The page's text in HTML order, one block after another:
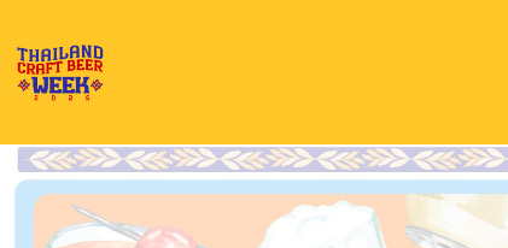
content